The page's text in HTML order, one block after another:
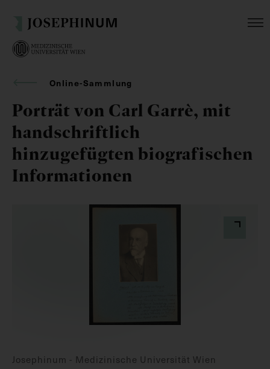
Online-Sammlung
Porträt von Carl Garrè, mit
handschriftlich
hinzugefügten biografischen
Informationen
Josephinum - Medizinische Universität Wien